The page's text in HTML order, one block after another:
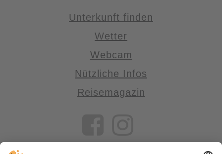
Unterkunft finden
Wetter
Webcam
Nützliche Infos
Reisemagazin